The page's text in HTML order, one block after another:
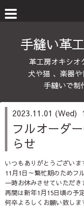
手縫い革
革工房オキシオ
犬や猫 、楽器
手縫いで制
2023.11.01 (Wed)
フルオーダ
らせ
いつもありがとうございま
11月1日～繁忙期のためフ
一時お休みさせていただき
再開は新年1月15日頃の予
何卒よろしくお願い致しま